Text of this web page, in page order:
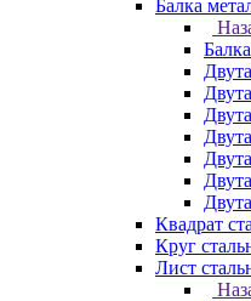
Балка
Квадрат
Круг
Лист